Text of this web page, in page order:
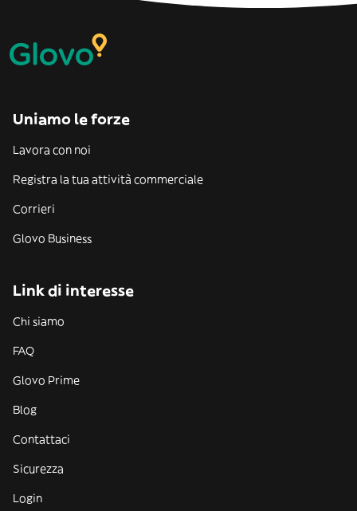
Uniamo le forze
Lavora con noi
Registra la tua attività commerciale
Corrieri
Glovo Business
Link di interesse
Chi siamo
FAQ
Glovo Prime
Blog
Contattaci
Sicurezza
Login